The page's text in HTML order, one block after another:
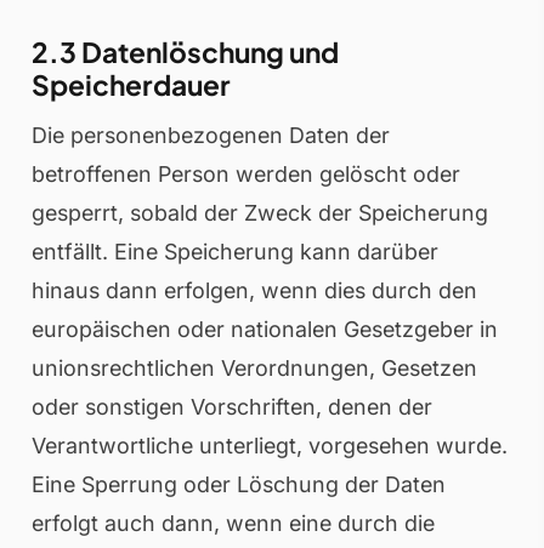
2.3 Datenlöschung und
Speicherdauer
Die personenbezogenen Daten der
betroffenen Person werden gelöscht oder
gesperrt, sobald der Zweck der Speicherung
entfällt. Eine Speicherung kann darüber
hinaus dann erfolgen, wenn dies durch den
europäischen oder nationalen Gesetzgeber in
unionsrechtlichen Verordnungen, Gesetzen
oder sonstigen Vorschriften, denen der
Verantwortliche unterliegt, vorgesehen wurde.
Eine Sperrung oder Löschung der Daten
erfolgt auch dann, wenn eine durch die